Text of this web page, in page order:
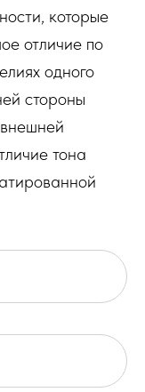
которые
отличие по
одного
стороны
тона